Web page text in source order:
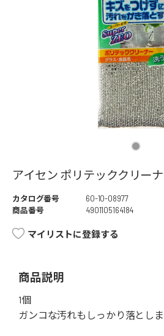
アイセン ポリテッククリー
カタログ番号
60-10-08977
商品番号
4901105164184
マイリストに登録する
商品説明
1個
ガンコな汚れもしっかり落としま